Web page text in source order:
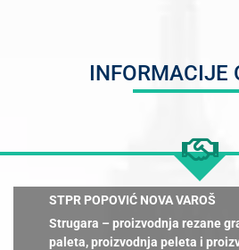
INFORMACIJE
STPR POPOVIĆ NOVA VAROŠ
Strugara – proizvodnja rezane
paleta, proizvodnja peleta i